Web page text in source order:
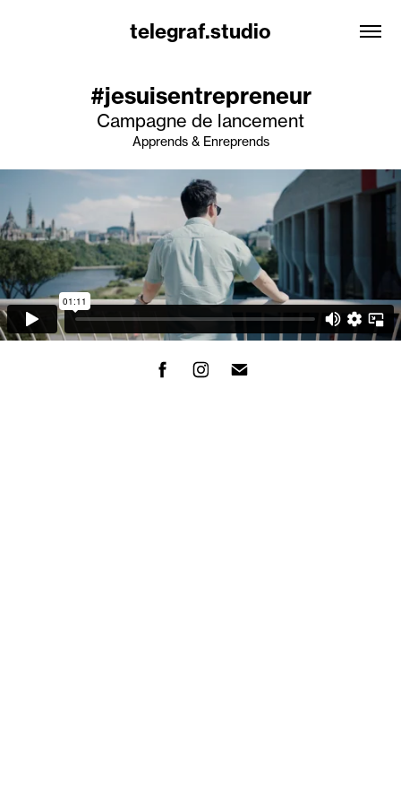
telegraf.studio
#jesuisentrepreneur
Campagne de lancement
Apprends & Enreprends